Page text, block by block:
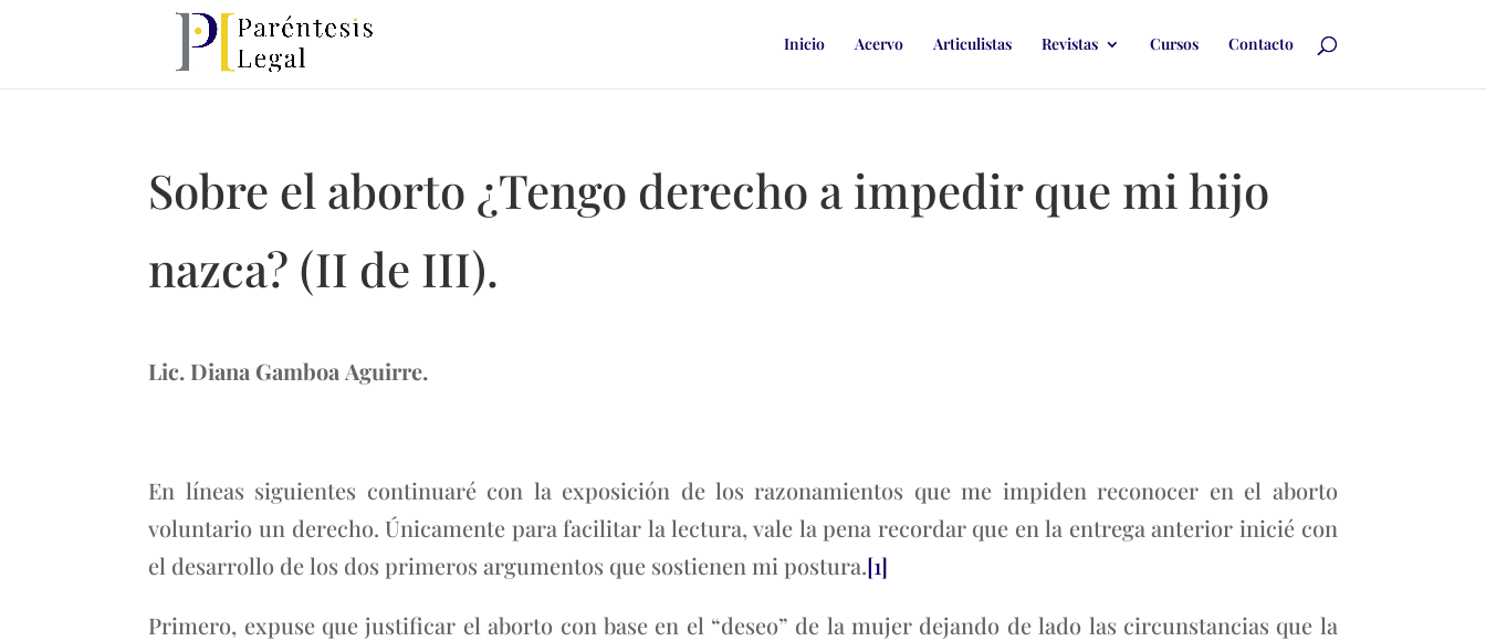
Inicio Acervo Articulistas Revistas Cursos Contacto
Sobre el aborto ¿Tengo derecho a impedir que mi hijo
nazca? (II de III).
Lic. Diana Gamboa Aguirre.
En líneas siguientes continuaré con la exposición de los razonamientos que me impiden reconocer en el aborto
voluntario un derecho. Únicamente para facilitar la lectura, vale la pena recordar que en la entrega anterior inicié con
el desarrollo de los dos primeros argumentos que sostienen mi postura.[1]
Primero, expuse que justificar el aborto con base en el “deseo” de la mujer dejando de lado las circunstancias que la